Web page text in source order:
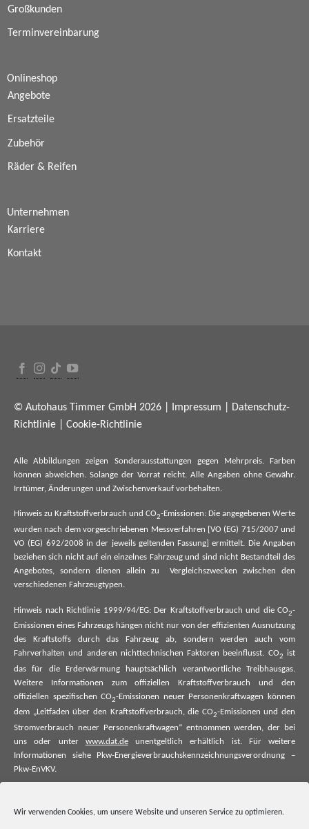
Wir verwenden Cookies, um unsere Website und unseren Service zu optimieren.
Großkunden
Terminvereinbarung
Onlineshop
Angebote
Ersatzteile
Zubehör
Räder & Reifen
Unternehmen
Karriere
Kontakt
© Autohaus Timmer GmbH 2026 | Impressum
Datenschutz-
Richtlinie
Cookie-Richtlinie
Alle Abbildungen zeigen Sonderausstattungen gegen Mehrpreis. Farben
können abweichen. Solange der Vorrat reicht. Alle Angaben ohne Gewähr.
Irrtümer, Änderungen und Zwischenverkauf vorbehalten.
Hinweis zu Kraftstoffverbrauch und CO2-Emissionen: Die angegebenen Werte
wurden nach dem vorgeschriebenen Messverfahren [VO (EG) 715/2007 und
VO (EG) 692/2008 in der jeweils geltenden Fassung] ermittelt. Die Angaben
beziehen sich nicht auf ein einzelnes Fahrzeug und sind nicht Bestandteil des
Angebotes, sondern dienen allein zu Vergleichszwecken zwischen den
verschiedenen Fahrzeugtypen.
Hinweis nach Richtlinie 1999/94/EG: Der Kraftstoffverbrauch und die CO2-
Emissionen eines Fahrzeugs hängen nicht nur von der effizienten Ausnutzung
des Kraftstoffs durch das Fahrzeug ab, sondern werden auch vom
Fahrverhalten und anderen nichttechnischen Faktoren beeinflusst. CO2
ist
das für die Erderwärmung hauptsächlich verantwortliche Treibhausgas.
Weitere Informationen zum offiziellen Kraftstoffverbrauch und den
offiziellen spezifischen CO2-Emissionen neuer Personenkraftwagen können
dem „Leitfaden über den Kraftstoffverbrauch, die CO2-Emissionen und den
Stromverbrauch neuer Personenkraftwagen“ entnommen werden, der bei
uns oder unter www.dat.deunentgeltlich erhältlich ist. Für weitere
Informationen siehe Pkw-Energieverbrauchskennzeichnungsverordnung –
Pkw-EnVKV.
offiziellen spezifischen CO₂-Emissionen und ggf. zum Stromverbrauch neuer